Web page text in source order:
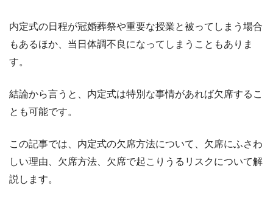
内定式の日程が冠婚葬祭や重要な授業と被ってしまう場合
もあるほか、当日体調不良になってしまうこともありま
す。
結論から言うと、内定式は特別な事情があれば欠席するこ
とも可能です。
この記事では、内定式の欠席方法について、欠席にふさわ
しい理由、欠席方法、欠席で起こりうるリスクについて解
説します。